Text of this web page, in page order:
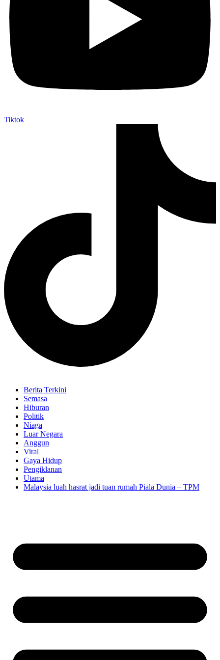
Tiktok
Berita Terkini
Semasa
Hiburan
Politik
Niaga
Luar Negara
Anggun
Viral
Gaya Hidup
Pengiklanan
Utama
Malaysia luah hasrat jadi tuan rumah Piala Dunia – TPM